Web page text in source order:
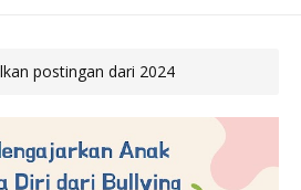
postingan dari 2024